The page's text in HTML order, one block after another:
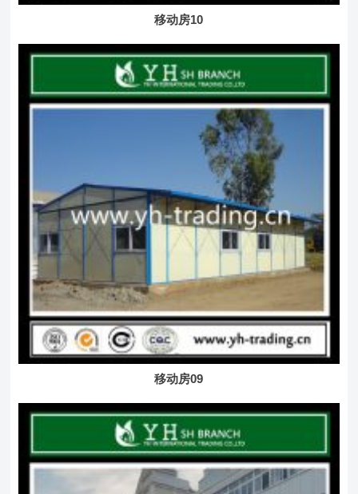
移动房10
移动房09